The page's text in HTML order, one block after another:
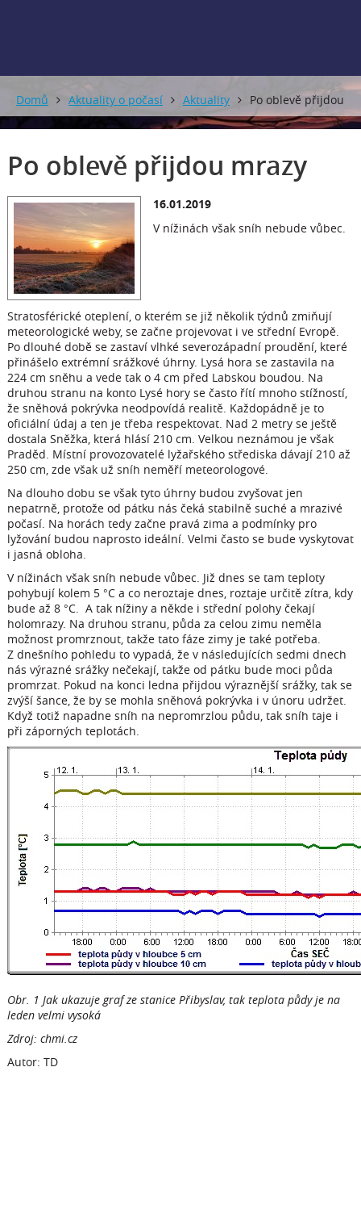
Domů Aktuality o počasí Aktuality Po oblevě přijdou
mrazy
Po oblevě přijdou mrazy
16.01.2019
V nížinách však sníh nebude vůbec.
Stratosférické oteplení, o kterém se již několik týdnů zmiňují
meteorologické weby, se začne projevovat i ve střední Evropě.
Po dlouhé době se zastaví vlhké severozápadní proudění, které
přinášelo extrémní srážkové úhrny. Lysá hora se zastavila na
224 cm sněhu a vede tak o 4 cm před Labskou boudou. Na
druhou stranu na konto Lysé hory se často řítí mnoho stížností,
že sněhová pokrývka neodpovídá realitě. Každopádně je to
oficiální údaj a ten je třeba respektovat. Nad 2 metry se ještě
dostala Sněžka, která hlásí 210 cm. Velkou neznámou je však
Praděd. Místní provozovatelé lyžařského střediska dávají 210 až
250 cm, zde však už sníh neměří meteorologové.
Na dlouho dobu se však tyto úhrny budou zvyšovat jen
nepatrně, protože od pátku nás čeká stabilně suché a mrazivé
počasí. Na horách tedy začne pravá zima a podmínky pro
lyžování budou naprosto ideální. Velmi často se bude vyskytovat
i jasná obloha.
V nížinách však sníh nebude vůbec. Již dnes se tam teploty
pohybují kolem 5 °C a co neroztaje dnes, roztaje určitě zítra, kdy
bude až 8 °C. A tak nížiny a někde i střední polohy čekají
holomrazy. Na druhou stranu, půda za celou zimu neměla
možnost promrznout, takže tato fáze zimy je také potřeba.
Z dnešního pohledu to vypadá, že v následujících sedmi dnech
nás výrazné srážky nečekají, takže od pátku bude moci půda
promrzat. Pokud na konci ledna přijdou výraznější srážky, tak se
zvýší šance, že by se mohla sněhová pokrývka i v únoru udržet.
Když totiž napadne sníh na nepromrzlou půdu, tak sníh taje i
při záporných teplotách.
Obr. 1 Jak ukazuje graf ze stanice Přibyslav, tak teplota půdy je na
leden velmi vysoká
Zdroj: chmi.cz
Autor: TD